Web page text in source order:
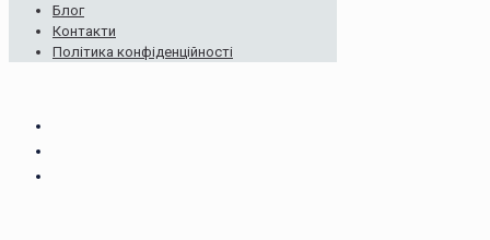
Блог
Контакти
Політика конфіденційності